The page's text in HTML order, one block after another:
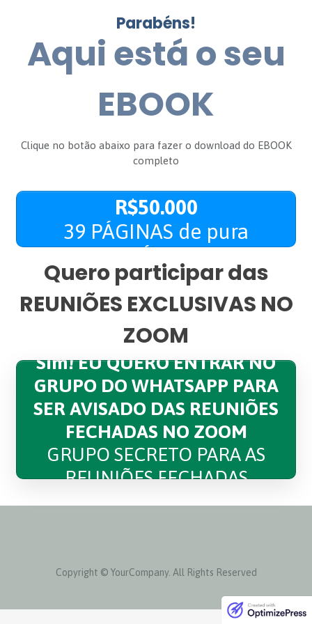
Parabéns!
Aqui está o seu
EBOOK
Clique no botão abaixo para fazer o download do EBOOK
completo
R$50.000
39 PÁGINAS de pura
PRÁTICA
Quero participar das
REUNIÕES EXCLUSIVAS NO
ZOOM
Sim! EU QUERO ENTRAR NO
GRUPO DO WHATSAPP PARA
SER AVISADO DAS REUNIÕES
FECHADAS NO ZOOM
GRUPO SECRETO PARA AS
REUNIÕES FECHADAS
Copyright © YourCompany. All Rights Reserved